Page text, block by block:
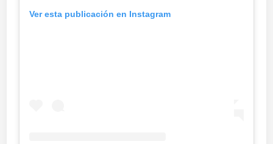
Ver esta publicación en Instagram